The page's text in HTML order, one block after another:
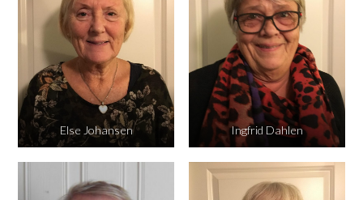
Else Johansen Ingfrid Dahlen